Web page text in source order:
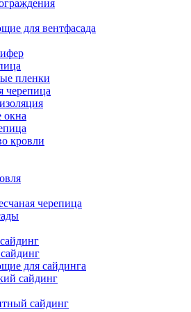
для вентфасада
пленки
черепица
окна
кровли
черепица
для сайдинга
сайдинг
сайдинг